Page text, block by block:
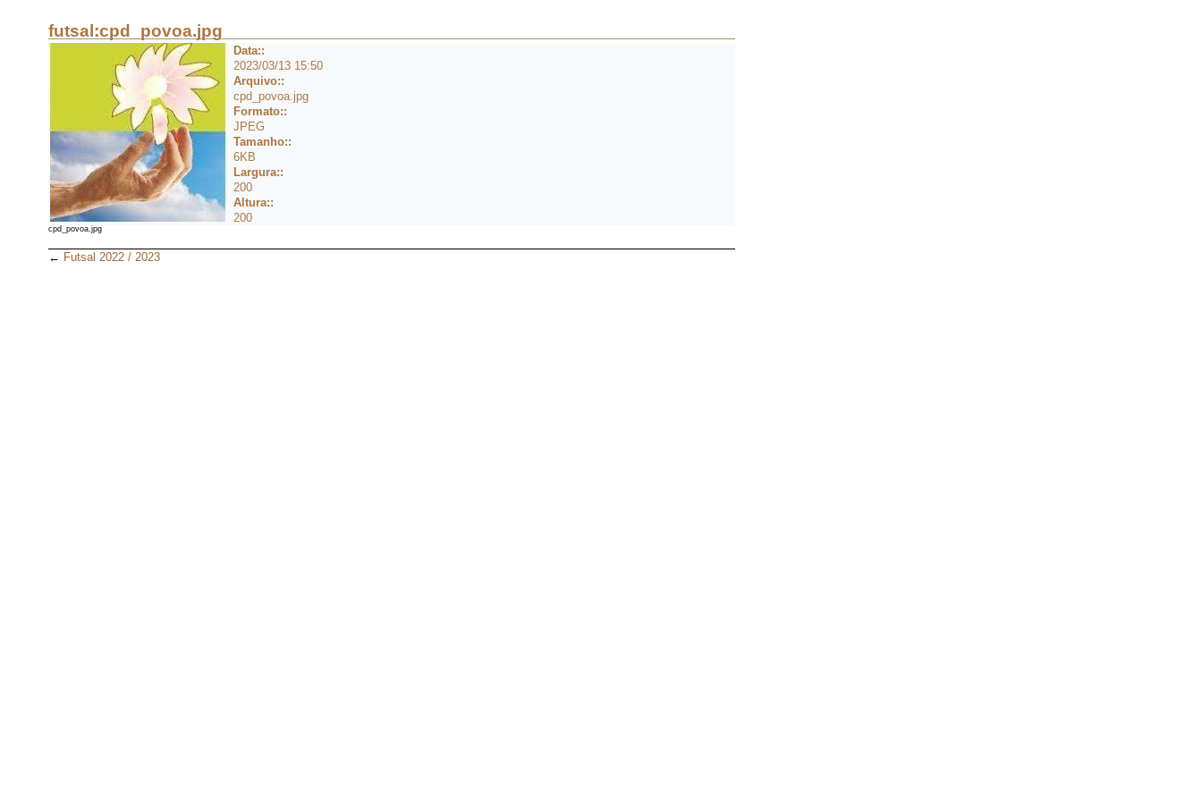
futsal:cpd_povoa.jpg
cpd_povoa.jpg
Data::
2023/03/13 15:50
Arquivo::
cpd_povoa.jpg
Formato::
JPEG
Tamanho::
6KB
Largura::
200
Altura::
200
← Futsal 2022 / 2023